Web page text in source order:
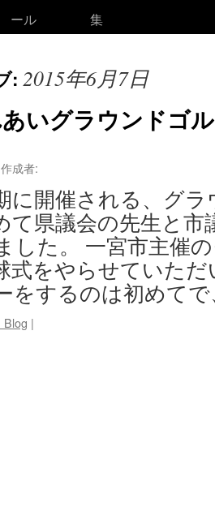
ール
集
: 2015年6月7日
いグラウンドゴ
作成者:
に開催される、グ
て県議会の先生と
した。 一宮市主催
式をやらせていた
をするのは初めて
|